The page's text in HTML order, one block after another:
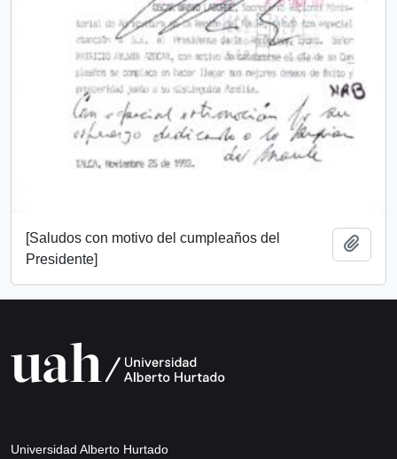
[Saludos con motivo del cumpleaños del
Presidente]
Universidad Alberto Hurtado